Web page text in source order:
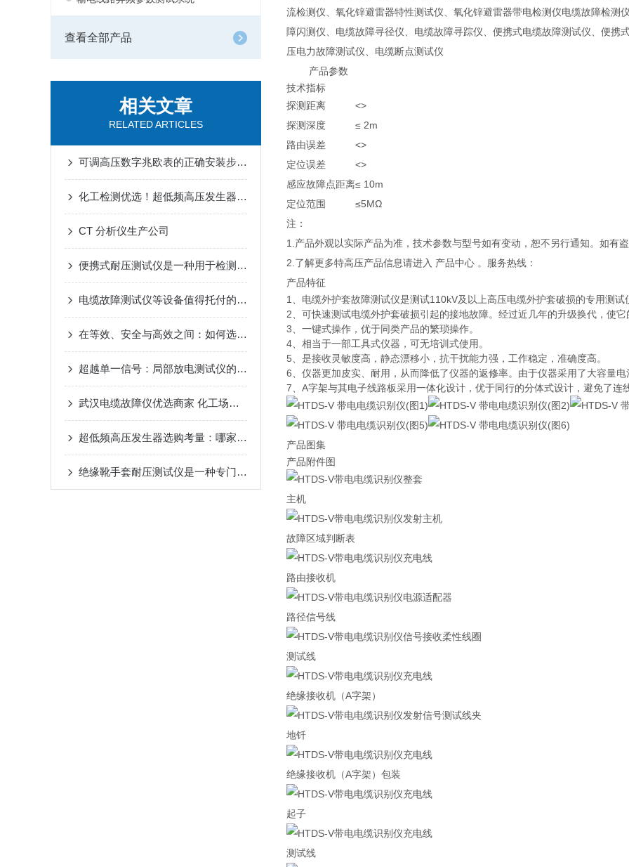
查看全部产品
相关文章
RELATED ARTICLES
可调高压数字兆欧表的正确安装步骤介绍
化工检测优选！超低频高压发生器TOP3 武汉两企口碑出圈
CT 分析仪生产公司
便携式耐压测试仪是一种用于检测电气设备和电子元件耐压性能的仪器
电缆故障测试仪等设备值得托付的厂家，供货稳、售后好、口碑佳
在等效、安全与高效之间：如何选择一台合适的超低频高压发生器？
超越单一信号：局部放电测试仪的多维感知与智能判读之道
武汉电缆故障仪优选商家 化工场景快速定位 减少停产损失口碑佳
超低频高压发生器选购考量：哪家值得合作？
绝缘靴手套耐压测试仪是一种专门用于测试绝缘靴和手套的耐电压性能的设备
流检测仪、氧化锌避雷器特性测试仪、氧化锌避雷器带电检测仪电缆故障检测
障闪测仪、电缆故障寻径仪、电缆故障寻踪仪、便携式电缆故障测试仪、便
压电力故障测试仪、电缆断点测试仪
产品参数
技术指标
探测距离
<>
探测深度
≤ 2m
路由误差
<>
定位误差
<>
感应故障点距离≤ 10m
定位范围
≤5MΩ
注：
1.产品外观以实际产品为准，技术参数与型号如有变动，恕不另行通知。如有
2.了解更多特高压产品信息请进入 产品中心 。服务热线：
产品特征
1、电缆外护套故障测试仪是测试110kV及以上高压电缆外护套破损的专用测试
2、可快速测试电缆外护套破损引起的接地故障。经过近几年的升级换代，使
3、一键式操作，优于同类产品的繁琐操作。
4、相当于一部工具式仪器，可无培训式使用。
5、是接收灵敏度高，静态漂移小，抗干扰能力强，工作稳定，准确度高。
6、仪器更加皮实、耐用，从而降低了仪器的返修率。由于仪器采用了大容量
7、A字架与其电子线路板采用一体化设计，优于同行的分体式设计，避免了
产品图集
产品附件图
主机
故障区域判断表
路由接收机
路径信号线
测试线
绝缘接收机（A字架）
地钎
绝缘接收机（A字架）包装
起子
测试线